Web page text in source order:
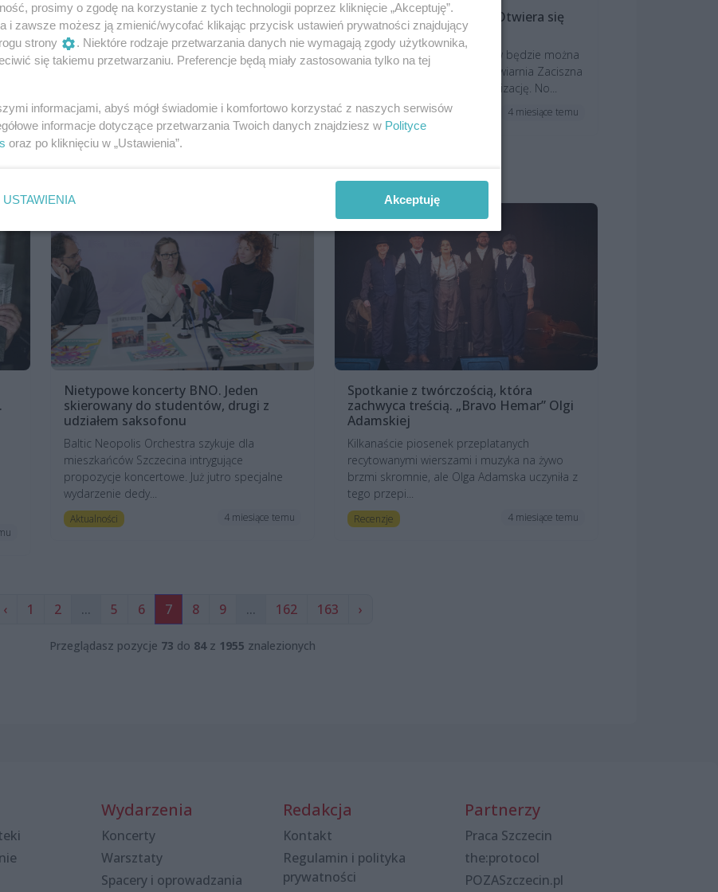
Nowe duże wydarzenie w Szczecinie.
Dziś poznaliśmy pierwsze szczegóły
festiwalu „Przepływ”
Warsztaty i koncerty, ale też prelekcje i pokazy
część wydarzeń, dzięki którym odkryjem...
Zapowiedzi 4 miesiące temu
Do Pleciugi wraca kawa! Otwiera się
nowa kawiarnia
W Teatrze Lalek Pleciuga znów będzie można
napić się kawy… i nie tylko! Kawiarnia Zaciszna
otwiera tam swoją drugą lokalizację. No...
Aktualności 4 miesiące temu
Nietypowe koncerty BNO. Jeden
skierowany do studentów, drugi z
udziałem saksofonu
Baltic Neopolis Orchestra szykuje dla
mieszkańców Szczecina intrygujące
propozycje koncertowe. Już jutro specjalne
wydarzenie dedy...
Aktualności 4 miesiące temu
Spotkanie z twórczością, która
zachwyca treścią. „Bravo Hemar” Olgi
Adamskiej
Kilkanaście piosenek przeplatanych
recytowanymi wierszami i muzyka na żywo
brzmi skromnie, ale Olga Adamska uczyniła z
tego przepi...
Recenzje 4 miesiące temu
‹ 1 2 ... 5 6 7 8 9 ... 162 163 ›
Przeglądasz pozycje 73 do 84z 1955 znalezionych
Wydarzenia
Koncerty
Warsztaty
Spacery i oprowadzania
Redakcja
Kontakt
Regulamin i polityka
prywatności
Partnerzy
Praca Szczecin
the:protocol
POZASzczecin.pl
prosimy o zgodę na korzystanie z tych technologii poprzez kliknięcie „Akceptuję”.
i zawsze możesz ją zmienić/wycofać klikając przycisk ustawień prywatności znajdujący
strony
. Niektóre rodzaje przetwarzania danych nie wymagają zgody użytkownika,
się takiemu przetwarzaniu. Preferencje będą miały zastosowania tylko na tej
informacjami, abyś mógł świadomie i komfortowo korzystać z naszych serwisów
informacje dotyczące przetwarzania Twoich danych znajdziesz w Polityce
oraz po kliknięciu w „Ustawienia”.
USTAWIENIA Akceptuję